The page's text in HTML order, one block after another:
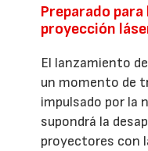
Preparado
proyección
El lanzamiento
un momento de
impulsado por la
supondrá la
proyectores con